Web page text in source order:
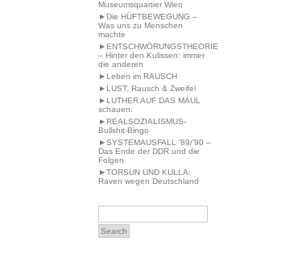
Museumsquartier Wien
►Die HÜFTBEWEGUNG –
Was uns zu Menschen
machte
►ENTSCHWÖRUNGSTHEORIE
– Hinter den Kulissen: immer
die anderen
►Leben im RAUSCH
►LUST, Rausch & Zweifel
►LUTHER AUF DAS MAUL
schauen:
►REALSOZIALISMUS-
Bullshit-Bingo
►SYSTEMAUSFALL ’89/’90 –
Das Ende der DDR und die
Folgen
►TORSUN UND KULLA:
Raven wegen Deutschland